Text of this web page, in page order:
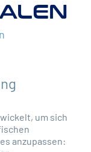
um sich
anzupassen: